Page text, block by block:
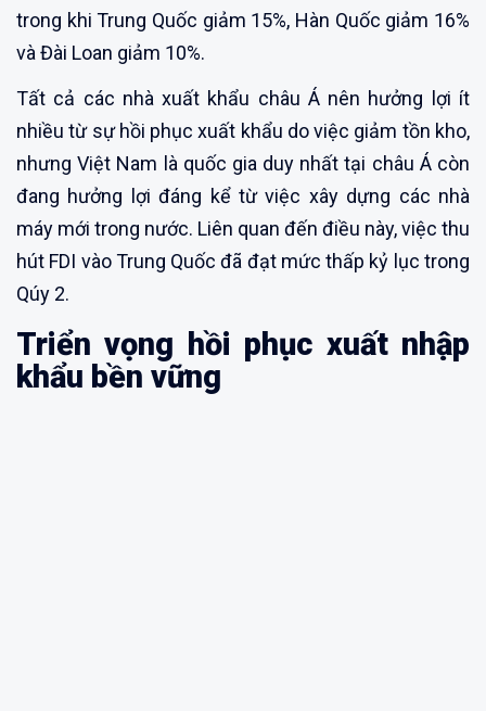
trong khi Trung Quốc giảm 15%, Hàn Quốc giảm 16%
và Đài Loan giảm 10%.
Tất cả các nhà xuất khẩu châu Á nên hưởng lợi ít
nhiều từ sự hồi phục xuất khẩu do việc giảm tồn kho,
nhưng Việt Nam là quốc gia duy nhất tại châu Á còn
đang hưởng lợi đáng kể từ việc xây dựng các nhà
máy mới trong nước. Liên quan đến điều này, việc thu
hút FDI vào Trung Quốc đã đạt mức thấp kỷ lục trong
Qúy 2.
Triển vọng hồi phục xuất nhập
khẩu bền vững